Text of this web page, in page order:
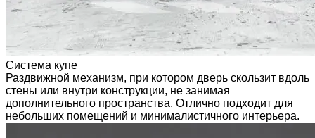
Система купе
Раздвижной механизм, при котором дверь скользит вдоль
стены или внутри конструкции, не занимая
дополнительного пространства. Отлично подходит для
небольших помещений и минималистичного интерьера.